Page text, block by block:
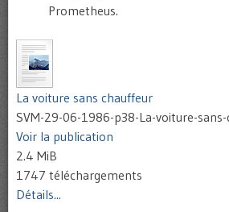
Prometheus.
La voiture sans chauffeur
SVM-29-06-1986-p38-La-voiture-
Voir la publication
2.4 MiB
1747 téléchargements
Détails...